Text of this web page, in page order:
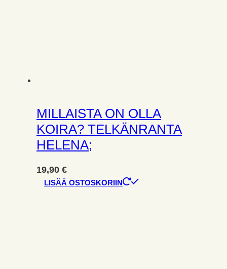
MILLAISTA ON OLLA
KOIRA? TELKÄNRANTA
HELENA;
19,90 €
LISÄÄ OSTOSKORIIN